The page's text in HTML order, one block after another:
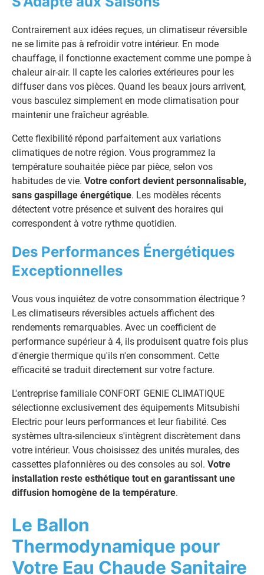
Contrairement aux idées reçues, un climatiseur réversible
ne se limite pas à refroidir votre intérieur. En mode
chauffage, il fonctionne exactement comme une pompe à
chaleur air-air. Il capte les calories extérieures pour les
diffuser dans vos pièces. Quand les beaux jours arrivent,
vous basculez simplement en mode climatisation pour
maintenir une fraîcheur agréable.
Cette flexibilité répond parfaitement aux variations
climatiques de notre région. Vous programmez la
température souhaitée pièce par pièce, selon vos
habitudes de vie. Votre confort devient personnalisable,
sans gaspillage énergétique. Les modèles récents
détectent votre présence et suivent des horaires qui
correspondent à votre rythme quotidien.
Des Performances Énergétiques
Exceptionnelles
Vous vous inquiétez de votre consommation électrique ?
Les climatiseurs réversibles actuels affichent des
rendements remarquables. Avec un coefficient de
performance supérieur à 4, ils produisent quatre fois plus
d'énergie thermique qu'ils n'en consomment. Cette
efficacité se traduit directement sur votre facture.
L'entreprise familiale CONFORT GENIE CLIMATIQUE
sélectionne exclusivement des équipements Mitsubishi
Electric pour leurs performances et leur fiabilité. Ces
systèmes ultra-silencieux s'intègrent discrètement dans
votre intérieur. Vous choisissez des unités murales, des
cassettes plafonnières ou des consoles au sol. Votre
installation reste esthétique tout en garantissant une
diffusion homogène de la température.
Le Ballon
Thermodynamique pour
Votre Eau Chaude Sanitaire